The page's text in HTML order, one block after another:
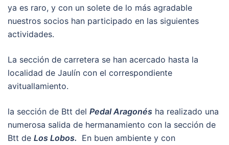
ya es raro, y con un solete de lo más agradable
nuestros socios han participado en las siguientes
actividades.
La sección de carretera se han acercado hasta la
localidad de Jaulín con el correspondiente
avituallamiento.
la sección de Btt del Pedal Aragonés ha realizado una
numerosa salida de hermanamiento con la sección de
Btt de Los Lobos. En buen ambiente y con